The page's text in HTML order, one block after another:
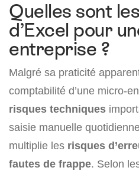
Quelles sont
d’Excel pour
entreprise ?
Malgré sa praticité
comptabilité d’une micro-
risques techniques
saisie manuelle
multiplie les risques
fautes de frappe. Selon